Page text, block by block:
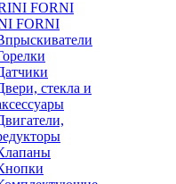
FORNI
стекла и